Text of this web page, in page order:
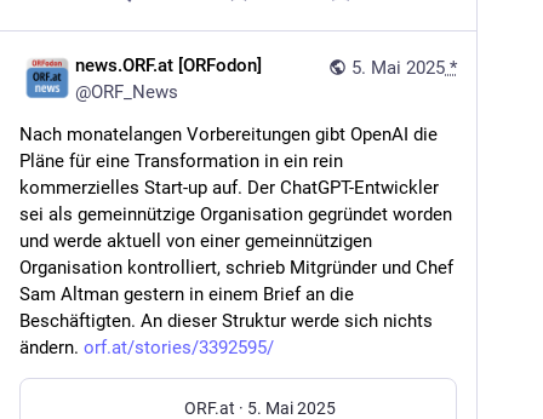
5. Mai 2025 *
news.ORF.at [ORFodon]
@ORF_News
Nach monatelangen Vorbereitungen gibt OpenAI die
Pläne für eine Transformation in ein rein
kommerzielles Start-up auf. Der ChatGPT-Entwickler
sei als gemeinnützige Organisation gegründet worden
und werde aktuell von einer gemeinnützigen
Organisation kontrolliert, schrieb Mitgründer und Chef
Sam Altman gestern in einem Brief an die
Beschäftigten. An dieser Struktur werde sich nichts
ändern. orf.at/stories/3392595/
ORF.at · 5. Mai 2025